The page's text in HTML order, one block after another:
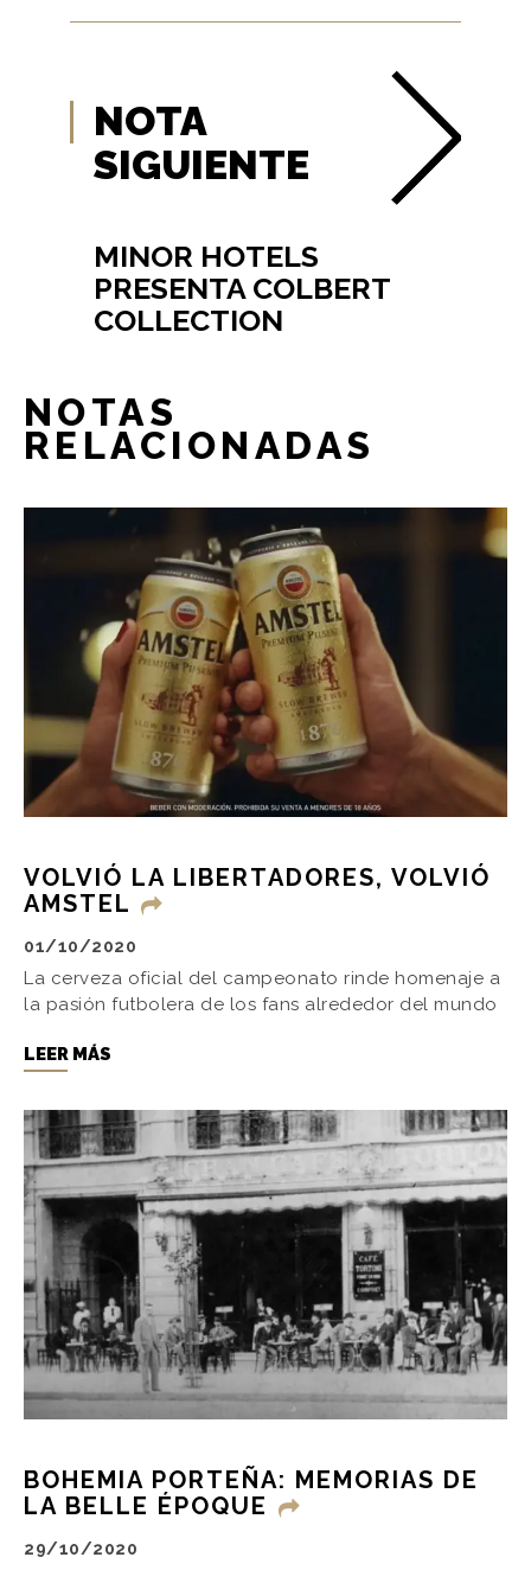
NOTA
SIGUIENTE
MINOR HOTELS
PRESENTA COLBERT
COLLECTION
NOTAS
RELACIONADAS
VOLVIÓ LA LIBERTADORES, VOLVIÓ
AMSTEL
01/10/2020
La cerveza oficial del campeonato rinde homenaje a
la pasión futbolera de los fans alrededor del mundo
LEER MÁS
BOHEMIA PORTEÑA: MEMORIAS DE
LA BELLE ÉPOQUE
29/10/2020